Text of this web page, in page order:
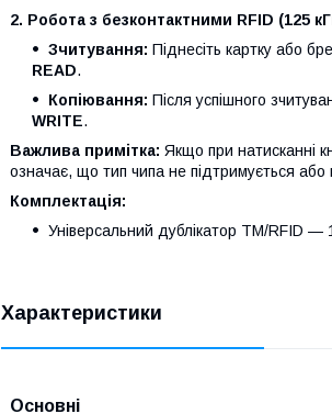
2. Робота з безконтактними RFID (125
Зчитування: Піднесіть картку або
READ.
Копіювання: Після успішного
WRITE.
Важлива примітка: Якщо при натисканні
означає, що тип чипа не підтримується
Комплектація:
Універсальний дублікатор TM/RFID —
Характеристики
Основні